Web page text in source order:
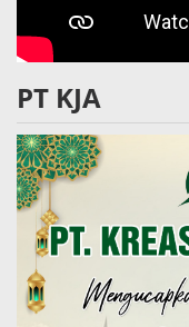
PT KJA